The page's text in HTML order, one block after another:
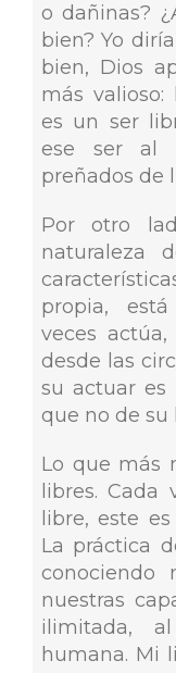
o dañinas?
bien? Yo
bien, Dios
más
es un ser
ese ser al
preñados de
Por otro
naturaleza
propia,
veces
desde las
su actuar es
que no de su
Lo que más
libres.
libre, este
La práctica
conociendo
nuestras
ilimitada,
humana. Mi